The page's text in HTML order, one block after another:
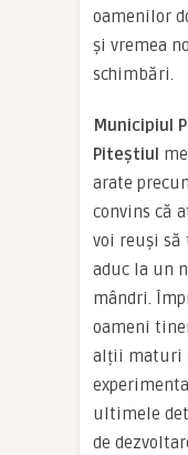
oamenilor
şi vremea
schimbări.
Municipiul
Piteştiul
arate
convins că
voi reuşi să
aduc la un
mândri.
oameni
alții maturi
ultimele
de